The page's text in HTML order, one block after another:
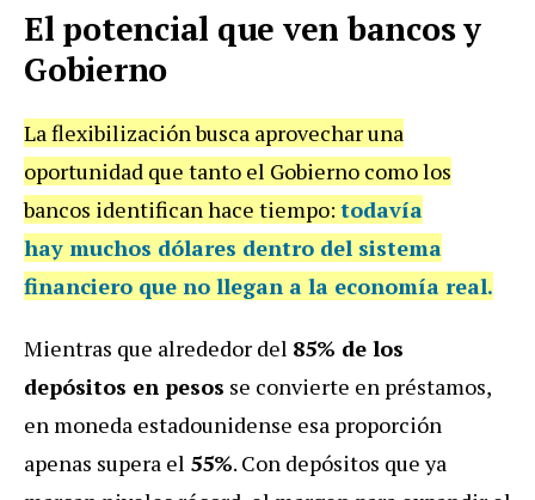
El potencial que ven bancos y
Gobierno
La flexibilización busca aprovechar una
oportunidad que tanto el Gobierno como los
bancos identifican hace tiempo: todavía
hay muchos dólares dentro del sistema
financiero que no llegan a la economía real.
Mientras que alrededor del 85% de los
depósitos en pesos se convierte en préstamos,
en moneda estadounidense esa proporción
apenas supera el 55%. Con depósitos que ya